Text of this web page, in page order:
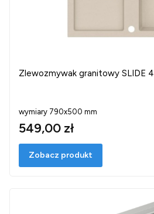
Zlewozmywak granitowy SLIDE
wymiary 790x500 mm
549,00 zł
Zobacz produkt